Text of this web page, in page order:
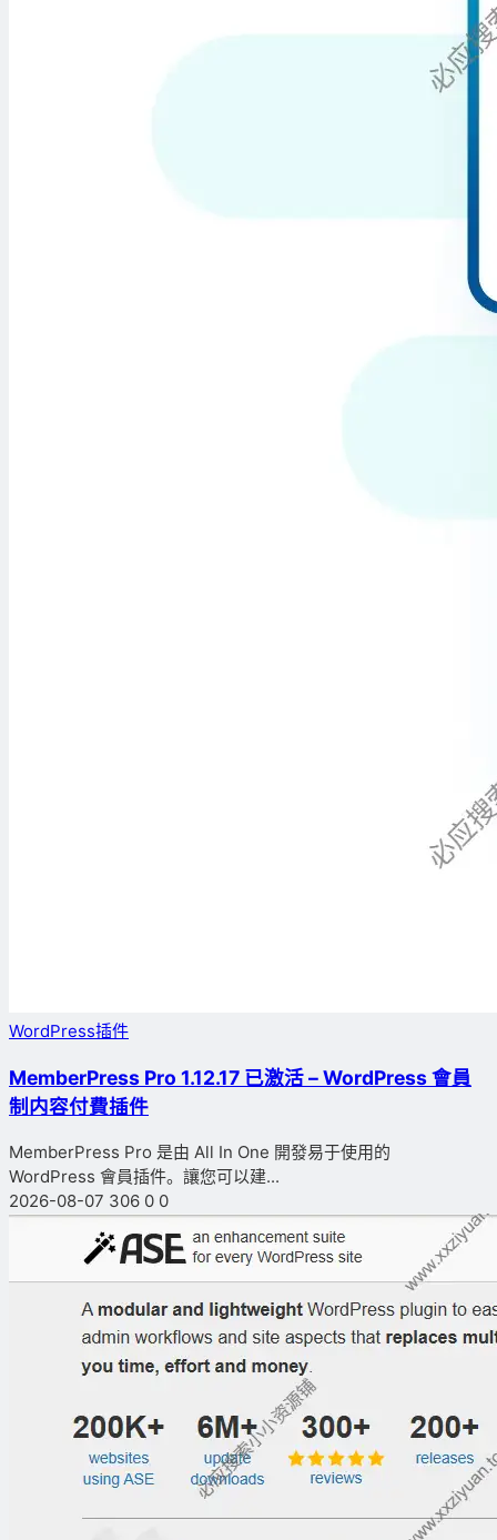
WordPress插件
MemberPress Pro 1.12.17 已激活 – WordPress 會員
制内容付費插件
MemberPress Pro 是由 All In One 開發易于使用的
WordPress 會員插件。讓您可以建...
2026-08-07 306 0 0